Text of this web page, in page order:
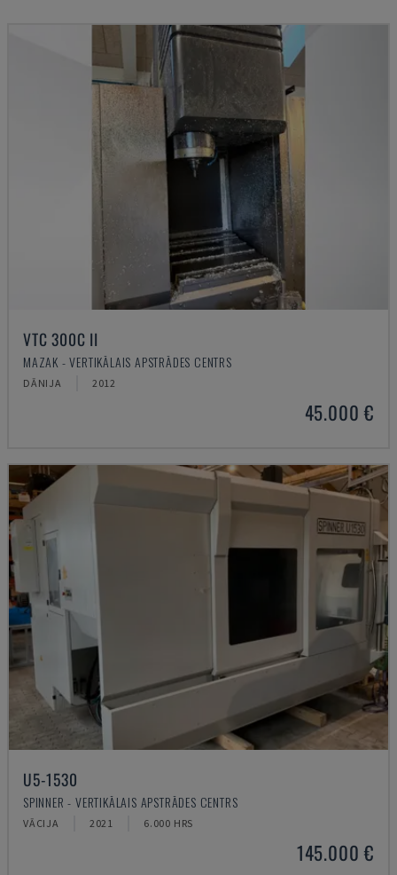
VTC 300C II
MAZAK - VERTIKĀLAIS APSTRĀDES CENTRS
DĀNIJA 2012
45.000 €
U5-1530
SPINNER - VERTIKĀLAIS APSTRĀDES CENTRS
VĀCIJA 2021 6.000 HRS
145.000 €